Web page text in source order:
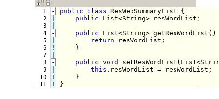
  1
  2
  3
  4
  5
  6
  7
  8
  9
10
11
-
-
!
-
!
!
public class ResWebSummaryList {
public List<String> resWordList;
public List<String>
return resWordList;
}
public void
this .resWordList = resWordList;
}